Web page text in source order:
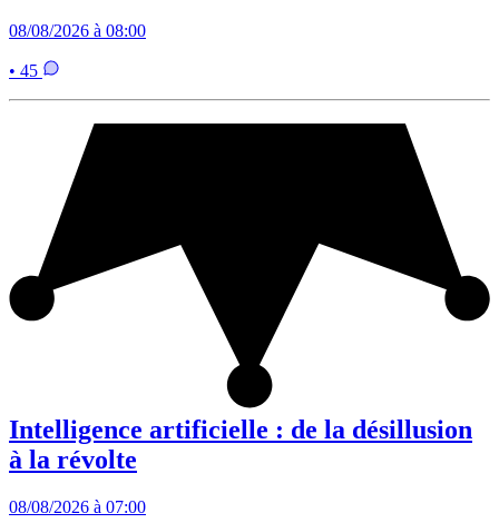
08/08/2026 à 08:00
• 45
Intelligence artificielle : de la désillusion
à la révolte
08/08/2026 à 07:00